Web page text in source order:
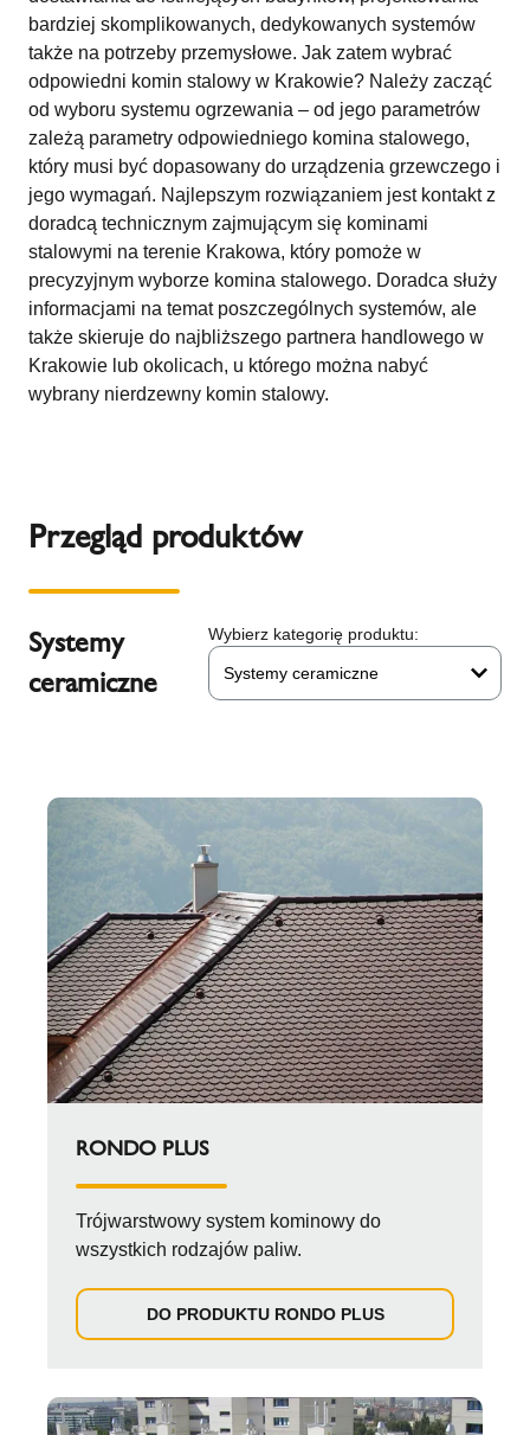
bardziej skomplikowanych, dedykowanych systemów
także na potrzeby przemysłowe. Jak zatem wybrać
odpowiedni komin stalowy w Krakowie? Należy zacząć
od wyboru systemu ogrzewania – od jego parametrów
zależą parametry odpowiedniego komina stalowego,
który musi być dopasowany do urządzenia grzewczego i
jego wymagań. Najlepszym rozwiązaniem jest kontakt z
doradcą technicznym zajmującym się kominami
stalowymi na terenie Krakowa, który pomoże w
precyzyjnym wyborze komina stalowego. Doradca służy
informacjami na temat poszczególnych systemów, ale
także skieruje do najbliższego partnera handlowego w
Krakowie lub okolicach, u którego można nabyć
wybrany nierdzewny komin stalowy.
Przegląd produktów
Systemy
ceramiczne
Wybierz kategorię produktu:
Systemy ceramiczne
RONDO PLUS
Trójwarstwowy system kominowy do
wszystkich rodzajów paliw.
DO PRODUKTU RONDO PLUS